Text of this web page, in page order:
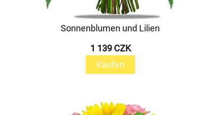
Sonnenblumen und Lilien
1 139 CZK
Kaufen